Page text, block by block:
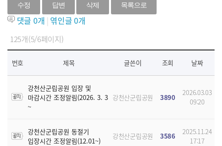
수정 답변 삭제 목록으로
댓글 0개 엮인글0개
125개(5/6페이지)
번호 제목 글쓴이 조회 날짜
강천산군립공원 입장 및
마감시간 조정알림(2026. 3. 3
~
강천산군립공원 3890
2026.03.03
09:20
강천산군립공원 동절기
입장시간 조정알림(12.01~)
강천산군립공원 3586
2025.11.24
17:17